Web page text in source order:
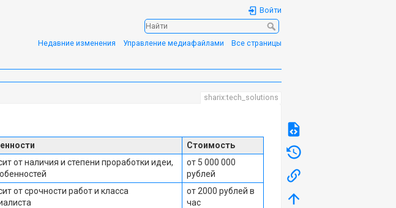
Войти
Недавние изменения Управление медиафайлами Все страницы
sharix:tech_solutions
Стоимость
от наличия и степени проработки идеи,
от 5 000 000
рублей
от срочности работ и класса
от 2000 рублей в
час